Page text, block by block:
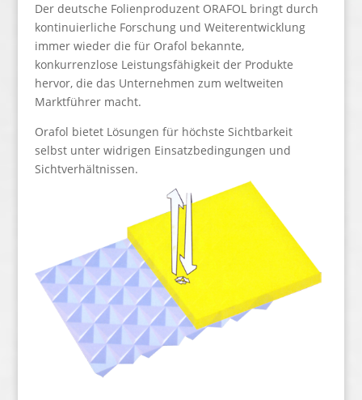
Der deutsche Folienproduzent ORAFOL bringt durch
kontinuierliche Forschung und Weiterentwicklung
immer wieder die für Orafol bekannte,
konkurrenzlose Leistungsfähigkeit der Produkte
hervor, die das Unternehmen zum weltweiten
Marktführer macht.
Orafol bietet Lösungen für höchste Sichtbarkeit
selbst unter widrigen Einsatzbedingungen und
Sichtverhältnissen.